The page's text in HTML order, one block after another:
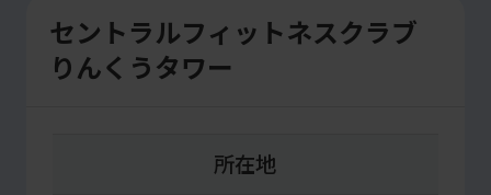
セントラルフィットネスクラブ
りんくうタワー
所在地
may
differ
original